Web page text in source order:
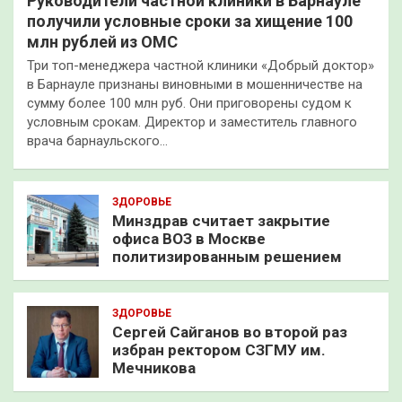
получили условные сроки за хищение 100
млн рублей из ОМС
Три топ-менеджера частной клиники «Добрый доктор»
в Барнауле признаны виновными в мошенничестве на
сумму более 100 млн руб. Они приговорены судом к
условным срокам. Директор и заместитель главного
врача барнаульского…
ЗДОРОВЬЕ
Минздрав считает закрытие
офиса ВОЗ в Москве
политизированным решением
ЗДОРОВЬЕ
Сергей Сайганов во второй раз
избран ректором СЗГМУ им.
Мечникова